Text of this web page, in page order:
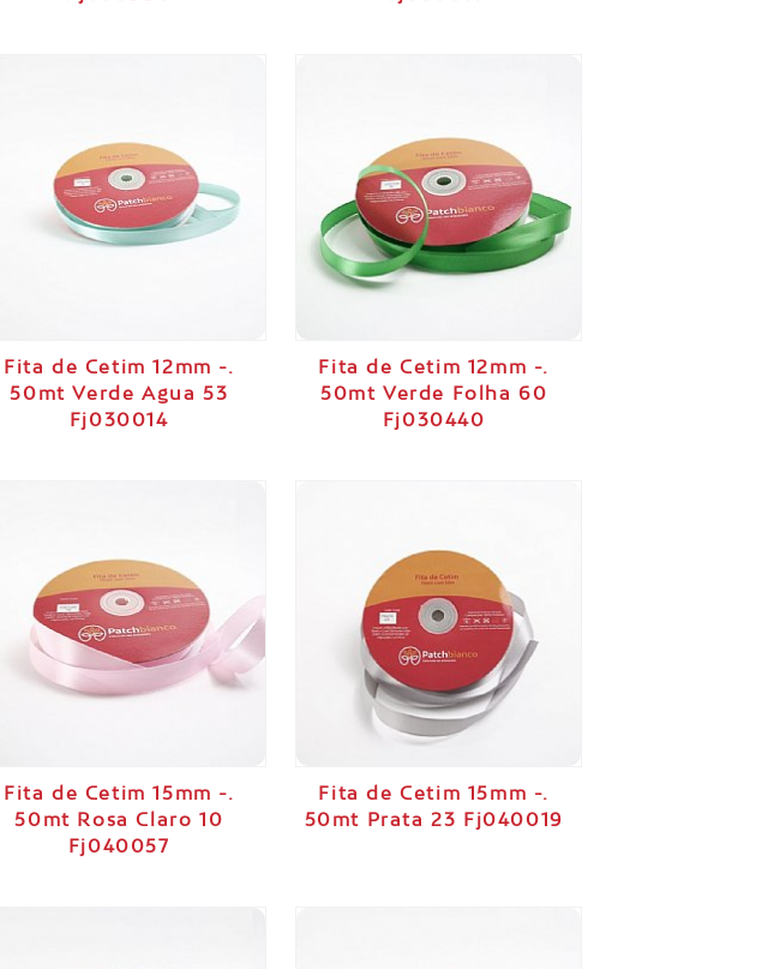
Fita de Cetim 12mm -.
50mt Verde Agua 53
Fj030014
Fita de Cetim 12mm -.
50mt Verde Folha 60
Fj030440
Fita de Cetim 15mm -.
50mt Rosa Claro 10
Fj040057
Fita de Cetim 15mm -.
50mt Prata 23 Fj040019